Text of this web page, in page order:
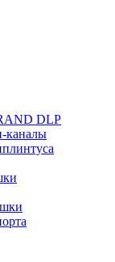
DLP
каналы